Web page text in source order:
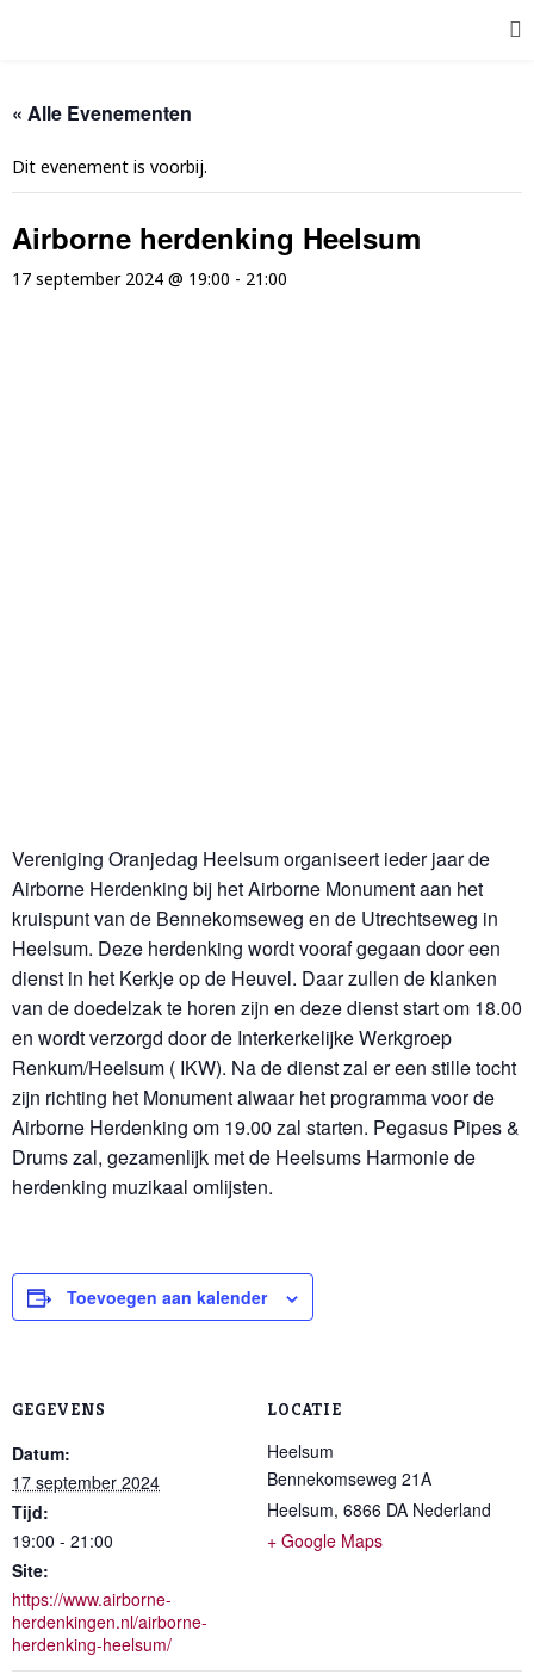
« Alle Evenementen
Dit evenement is voorbij.
Airborne herdenking Heelsum
17 september 2024 @ 19:00 - 21:00
Vereniging Oranjedag Heelsum organiseert ieder jaar de
Airborne Herdenking bij het Airborne Monument aan het
kruispunt van de Bennekomseweg en de Utrechtseweg in
Heelsum. Deze herdenking wordt vooraf gegaan door een
dienst in het Kerkje op de Heuvel. Daar zullen de klanken
van de doedelzak te horen zijn en deze dienst start om 18.00
en wordt verzorgd door de Interkerkelijke Werkgroep
Renkum/Heelsum ( IKW). Na de dienst zal er een stille tocht
zijn richting het Monument alwaar het programma voor de
Airborne Herdenking om 19.00 zal starten. Pegasus Pipes &
Drums zal, gezamenlijk met de Heelsums Harmonie de
herdenking muzikaal omlijsten.
Toevoegen aan kalender
GEGEVENS
Datum:
17 september 2024
Tijd:
19:00 - 21:00
Site:
https://www.airborne-
herdenkingen.nl/airborne-
herdenking-heelsum/
LOCATIE
Heelsum
Bennekomseweg 21A
Heelsum, 6866 DA Nederland
+ Google Maps